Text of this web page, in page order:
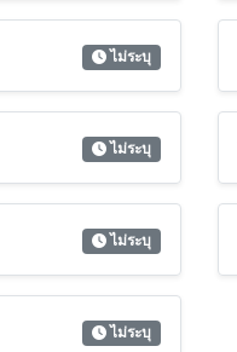
ไม่ระบุ
ไม่ระบุ
ไม่ระบุ
ไม่ระบุ